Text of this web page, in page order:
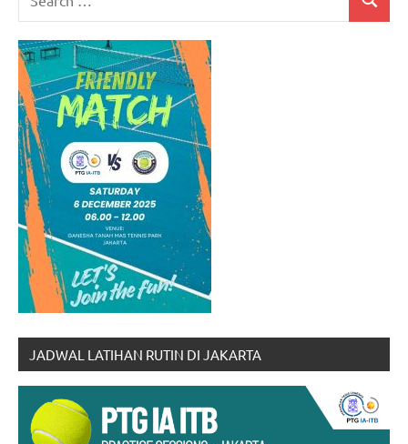
Search
JADWAL LATIHAN RUTIN DI JAKARTA